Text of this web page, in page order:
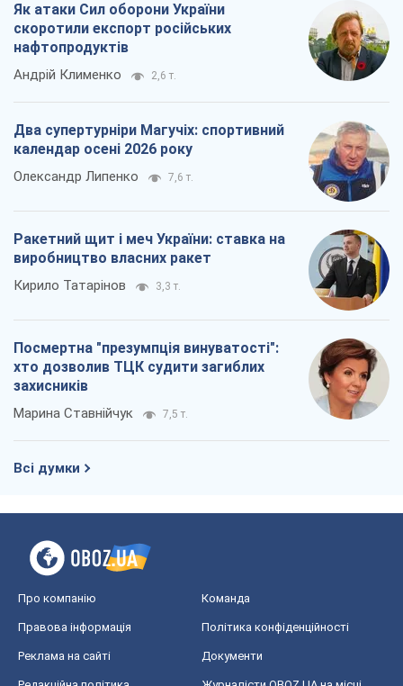
Як атаки Сил оборони України
скоротили експорт російських
нафтопродуктів
Андрій Клименко 2,6 т.
Два супертурніри Магучіх: спортивний
календар осені 2026 року
Олександр Липенко 7,6 т.
Ракетний щит і меч України: ставка на
виробництво власних ракет
Кирило Татарінов 3,3 т.
Посмертна "презумпція винуватості":
хто дозволив ТЦК судити загиблих
захисників
Марина Ставнійчук 7,5 т.
Всі думки
Про компанію Команда
Правова інформація Політика конфіденційності
Реклама на сайті Документи